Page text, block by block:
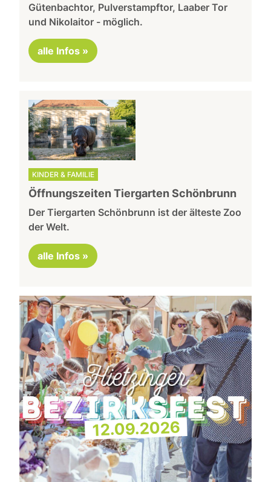
Gütenbachtor, Pulverstampftor, Laaber Tor
und Nikolaitor - möglich.
alle Infos »
KINDER & FAMILIE
Öffnungszeiten Tiergarten Schönbrunn
Der Tiergarten Schönbrunn ist der älteste Zoo
der Welt.
alle Infos »
12.09.2026